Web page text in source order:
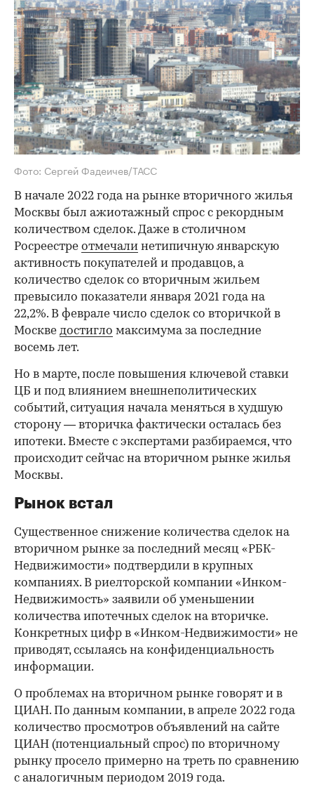
Фото: Сергей Фадеичев/ТАСС
В начале 2022 года на рынке вторичного жилья
Москвы был ажиотажный спрос с рекордным
количеством сделок. Даже в столичном
Росреестре отмечали нетипичную январскую
активность покупателей и продавцов, а
количество сделок со вторичным жильем
превысило показатели января 2021 года на
22,2%. В феврале число сделок со вторичкой в
Москве достигло максимума за последние
восемь лет.
Но в марте, после повышения ключевой ставки
ЦБ и под влиянием внешнеполитических
событий, ситуация начала меняться в худшую
сторону — вторичка фактически осталась без
ипотеки. Вместе с экспертами разбираемся, что
происходит сейчас на вторичном рынке жилья
Москвы.
Рынок встал
Существенное снижение количества сделок на
вторичном рынке за последний месяц «РБК-
Недвижимости» подтвердили в крупных
компаниях. В риелторской компании «Инком-
Недвижимость» заявили об уменьшении
количества ипотечных сделок на вторичке.
Конкретных цифр в «Инком-Недвижимости» не
приводят, ссылаясь на конфиденциальность
информации.
О проблемах на вторичном рынке говорят и в
ЦИАН. По данным компании, в апреле 2022 года
количество просмотров объявлений на сайте
ЦИАН (потенциальный спрос) по вторичному
рынку просело примерно на треть по сравнению
с аналогичным периодом 2019 года.